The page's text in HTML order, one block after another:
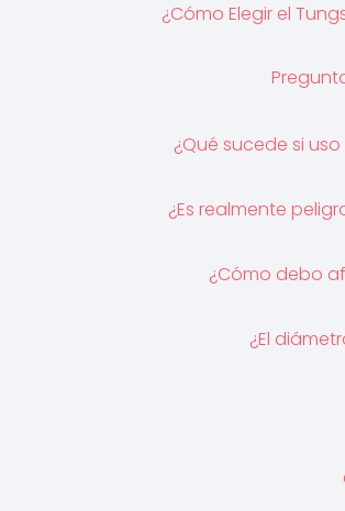
¿Cómo Elegir el
¿Qué sucede si
¿Es realmente
¿Cómo debo
¿El